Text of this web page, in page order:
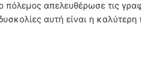
πόλεμος απελευθέρωσε τις
αυτή είναι η καλύτερη